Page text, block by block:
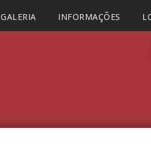
GALERIA INFORMAÇÕES